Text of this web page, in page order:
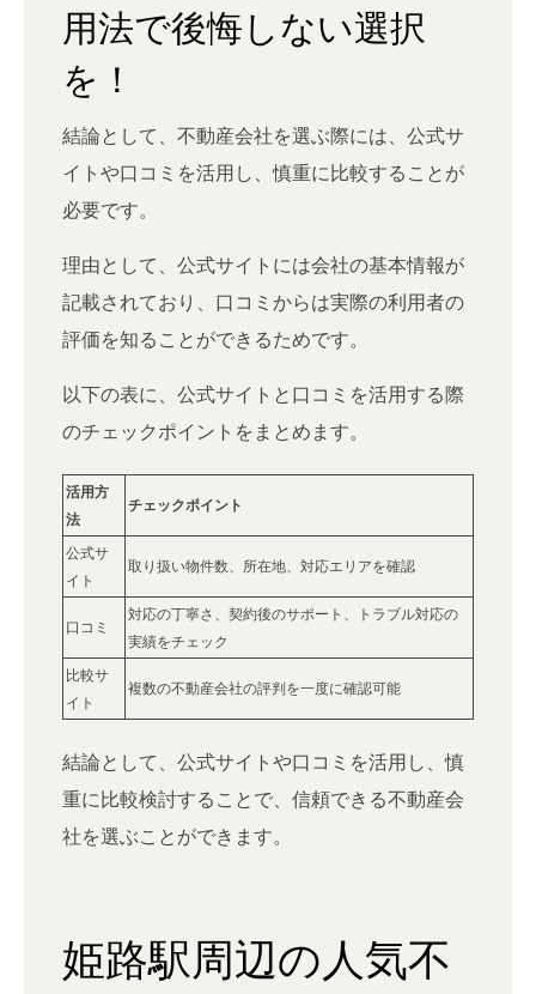
用法で後悔しない選択
を！
結論として、不動産会社を選ぶ際には、公式サ
イトや口コミを活用し、慎重に比較することが
必要です。
理由として、公式サイトには会社の基本情報が
記載されており、口コミからは実際の利用者の
評価を知ることができるためです。
以下の表に、公式サイトと口コミを活用する際
のチェックポイントをまとめます。
活用方
法
チェックポイント
公式サ
イト
取り扱い物件数、所在地、対応エリアを確認
口コミ
対応の丁寧さ、契約後のサポート、トラブル対応の
実績をチェック
比較サ
イト
複数の不動産会社の評判を一度に確認可能
結論として、公式サイトや口コミを活用し、慎
重に比較検討することで、信頼できる不動産会
社を選ぶことができます。
姫路駅周辺の人気不